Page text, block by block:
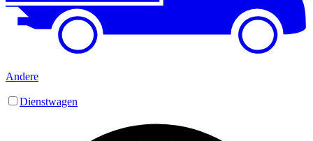
Andere
Dienstwagen